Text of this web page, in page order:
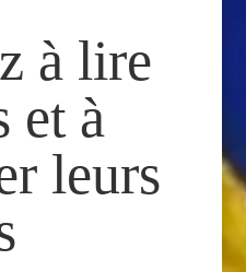
à lire
et à
leurs